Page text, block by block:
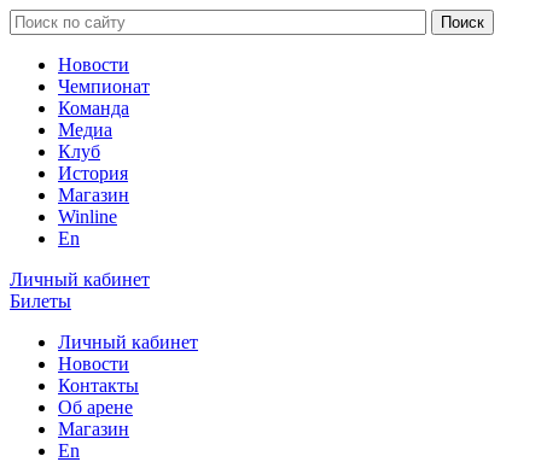
Новости
Чемпионат
Команда
Медиа
Клуб
История
Магазин
Winline
En
Личный кабинет
Билеты
Личный кабинет
Новости
Контакты
Об арене
Магазин
En